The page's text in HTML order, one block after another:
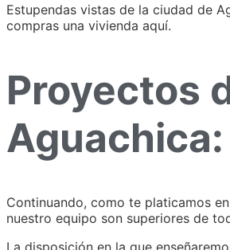
Estupendas vistas de la ciudad de
compras una vivienda aquí.
Proyectos
Aguachica:
Continuando, como te platicamos
nuestro equipo son superiores de